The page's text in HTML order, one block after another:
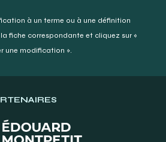
à un terme ou à une définition
fiche correspondante et cliquez sur «
une modification ».